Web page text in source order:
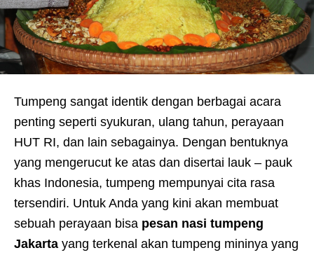
Tumpeng sangat identik dengan berbagai acara
penting seperti syukuran, ulang tahun, perayaan
HUT RI, dan lain sebagainya. Dengan bentuknya
yang mengerucut ke atas dan disertai lauk – pauk
khas Indonesia, tumpeng mempunyai cita rasa
tersendiri. Untuk Anda yang kini akan membuat
sebuah perayaan bisa pesan nasi tumpeng
Jakarta yang terkenal akan tumpeng mininya yang